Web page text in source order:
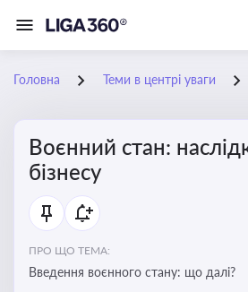
Головна Теми в центрі уваги
Воєнний стан:
бізнесу
ПРО ЩО ТЕМА:
Введення воєнного стану: що далі?